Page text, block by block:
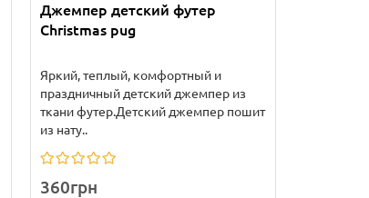
Джемпер детский футер
Christmas pug
Яркий, теплый, комфортный и
праздничный детский джемпер из
ткани футер.Детский джемпер пошит
из нату..
360грн